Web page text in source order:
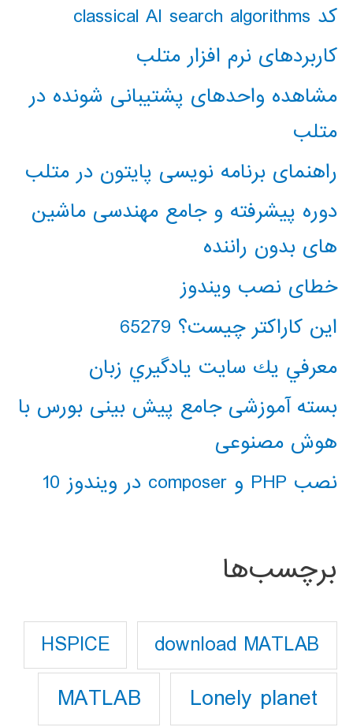
کد classical AI search algorithms
کاربردهای نرم افزار متلب
مشاهده واحدهای پشتیبانی شونده در
متلب
راهنمای برنامه نویسی پایتون در متلب
دوره پیشرفته و جامع مهندسی ماشین
های بدون راننده
خطای نصب ویندوز
این کاراکتر چیست؟ 65279
معرفي يك سايت يادگيري زبان
بسته آموزشی جامع پیش بینی بورس با
هوش مصنوعی
نصب PHP و composer در ویندوز 10
برچسب‌ها
download MATLAB
HSPICE
Lonely planet
MATLAB